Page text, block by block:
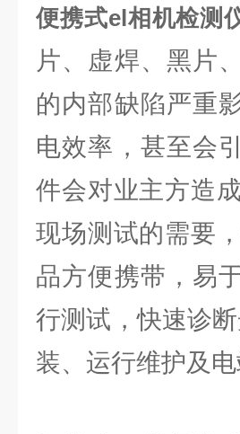
便携式el相机检测
片、虚焊、黑片
的内部缺陷严重
电效率，甚至会
件会对业主方造
现场测试的需要
品方便携带，易
行测试，快速诊
装、运行维护及